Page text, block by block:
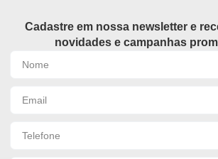
Cadastre em nossa newsletter e
novidades e campanhas